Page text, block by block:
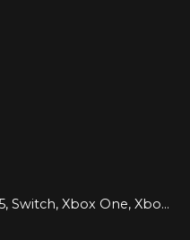
PC, PlayStation 4, PlayStation 5, Switch, Xbox One, Xbox Series